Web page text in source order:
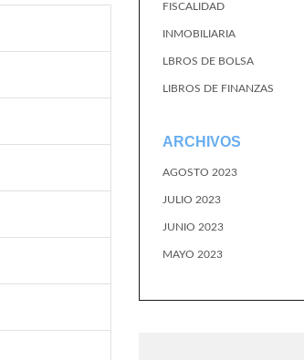
FISCALIDAD
INMOBILIARIA
LBROS DE BOLSA
LIBROS DE FINANZAS
ARCHIVOS
AGOSTO 2023
JULIO 2023
JUNIO 2023
MAYO 2023